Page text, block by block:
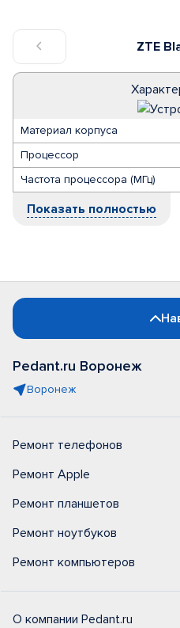
ZTE
Материал корпуса
Процессор
Частота процессора (МГц)
Показать полностью
Pedant.ru Воронеж
Воронеж
Ремонт телефонов
Ремонт Apple
Ремонт планшетов
Ремонт ноутбуков
Ремонт компьютеров
О компании Pedant.ru